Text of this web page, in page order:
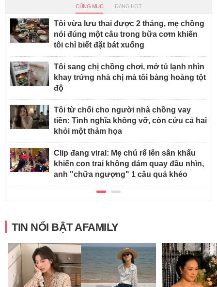
CÙNG MỤC ĐANG HOT
Tôi vừa lưu thai được 2 tháng, mẹ chồng
nói đúng một câu trong bữa cơm khiến
tôi chỉ biết đặt bát xuống
Tôi sang chị chồng chơi, mở tủ lạnh nhìn
khay trứng nhà chị mà tôi bàng hoàng tột
độ
Tôi từ chối cho người nhà chồng vay
tiền: Tình nghĩa không vỡ, còn cứu cả hai
khỏi một thảm họa
Clip đang viral: Mẹ chú rể lên sân khấu
khiến con trai không dám quay đầu nhìn,
anh "chữa ngượng" 1 câu quá khéo
TIN NỔI BẬT AFAMILY